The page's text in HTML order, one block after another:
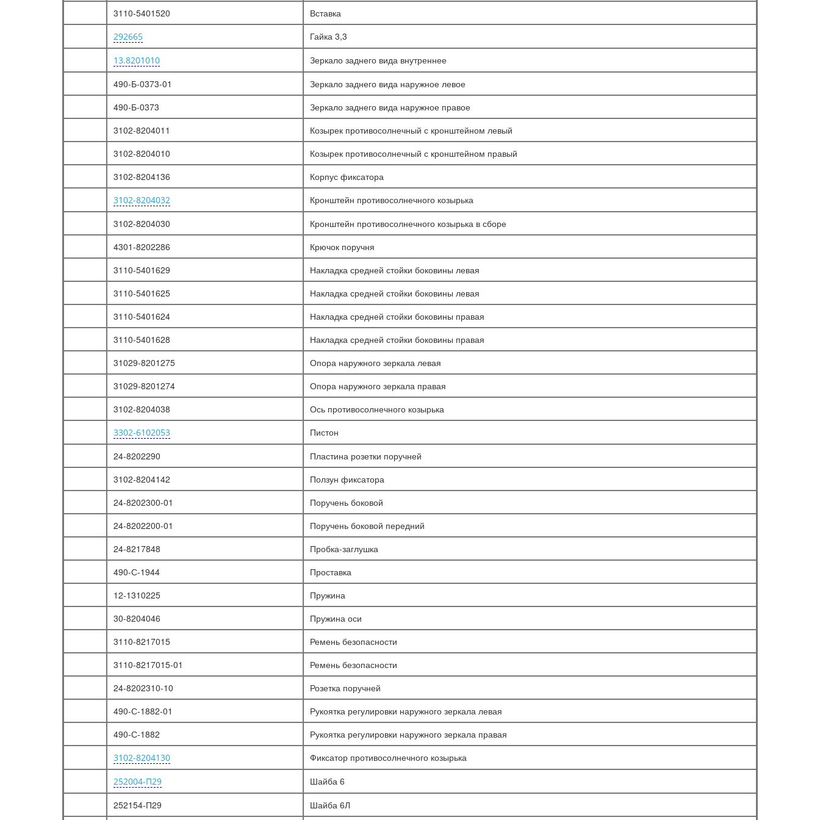
ЛАМПЫ НАКАЛИВАНИЯ
ЛАМПЫ НАКАЛИВАНИЯ
3110-5401520
Вставка
292665 Гайка 3,3
13.8201010
Зеркало заднего вида внутреннее
490-Б-0373-01
Зеркало заднего вида наружное левое
490-Б-0373
Зеркало заднего вида наружное правое
3102-8204011
Козырек противосолнечный с кронштейном левый
3102-8204010
Козырек противосолнечный с кронштейном правый
3102-8204136
Корпус фиксатора
3102-8204032
Кронштейн противосолнечного козырька
3102-8204030
Кронштейн противосолнечного козырька в сборе
4301-8202286
Крючок поручня
3110-5401629
Накладка средней стойки боковины левая
3110-5401625
Накладка средней стойки боковины левая
3110-5401624
Накладка средней стойки боковины правая
3110-5401628
Накладка средней стойки боковины правая
31029-8201275
Опора наружного зеркала левая
31029-8201274
Опора наружного зеркала правая
3102-8204038
Ось противосолнечного козырька
3302-6102053
Пистон
24-8202290
Пластина розетки поручней
3102-8204142
Ползун фиксатора
24-8202300-01
Поручень боковой
24-8202200-01
Поручень боковой передний
24-8217848
Пробка-заглушка
490-С-1944
Проставка
12-1310225
Пружина
30-8204046
Пружина оси
3110-8217015
Ремень безопасности
3110-8217015-01
Ремень безопасности
24-8202310-10
Розетка поручней
490-С-1882-01
Рукоятка регулировки наружного зеркала левая
490-С-1882
Рукоятка регулировки наружного зеркала правая
3102-8204130 Фиксатор противосолнечного козырька
252004-П29
Шайба 6
252154-П29
Шайба 6Л